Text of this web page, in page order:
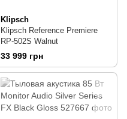
Klipsch
Klipsch Reference Premiere
RP-502S Walnut
33 999 грн